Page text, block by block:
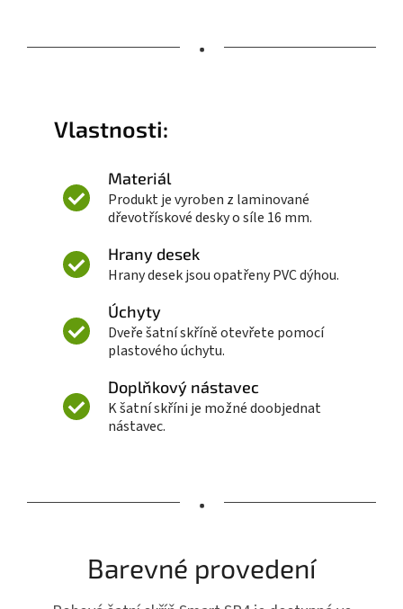
•
Vlastnosti:
Materiál
Produkt je vyroben z laminované
dřevotřískové desky o síle 16 mm.
Hrany desek
Hrany desek jsou opatřeny PVC dýhou.
Úchyty
Dveře šatní skříně otevřete pomocí
plastového úchytu.
Doplňkový nástavec
K šatní skříni je možné doobjednat
nástavec.
•
Barevné provedení